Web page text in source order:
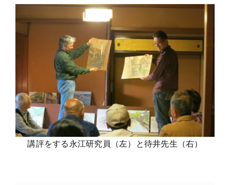
講評をする永江研究員（左）と待井先生（右）